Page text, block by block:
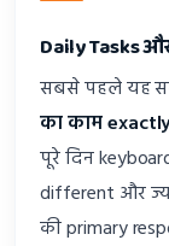
Daily Tasks
सबसे पहले यह
का काम
पूरे दिन
different और
की primary